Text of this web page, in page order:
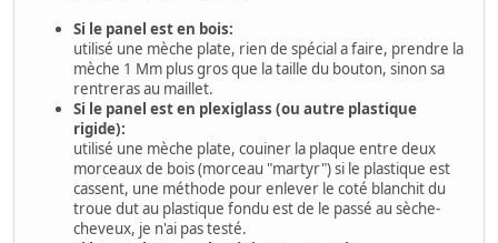
Si le panel est en bois:
utilisé une mèche plate, rien de spécial a faire, prendre la
mèche 1 Mm plus gros que la taille du bouton, sinon sa
rentreras au maillet.
Si le panel est en plexiglass (ou autre plastique
rigide):
utilisé une mèche plate, couiner la plaque entre deux
morceaux de bois (morceau "martyr") si le plastique est
cassent, une méthode pour enlever le coté blanchit du
troue dut au plastique fondu est de le passé au sèche-
cheveux, je n'ai pas testé.